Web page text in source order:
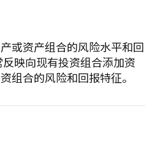
或资产组合的风险水平和回
映向现有投资组合添加资
组合的风险和回报特征。